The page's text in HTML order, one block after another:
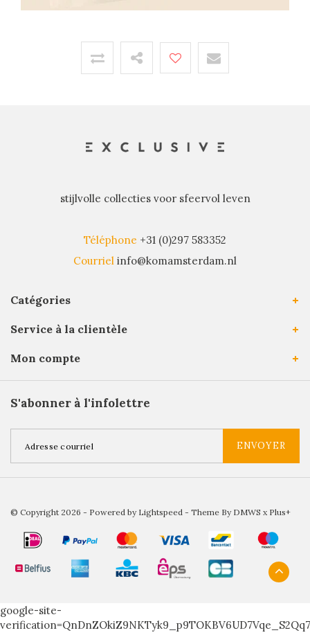
stijlvolle collecties voor sfeervol leven
Téléphone +31 (0)297 583352
Courriel info@komamsterdam.nl
Catégories
Service à la clientèle
Mon compte
S'abonner à l'infolettre
ENVOYER
© Copyright 2026 - Powered by Lightspeed - Theme By DMWS x Plus+
google-site-